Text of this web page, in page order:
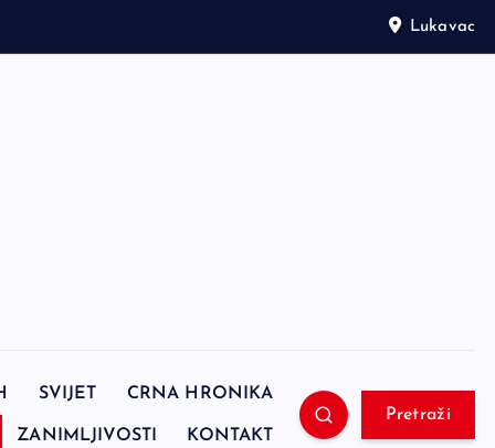
Lukavac
SVIJET CRNA HRONIKA
ZANIMLJIVOSTI KONTAKT
Pretraži